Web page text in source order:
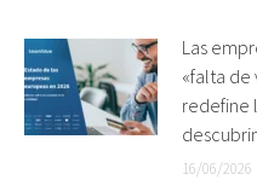
Las
«falta de
redefine
16/06/2026